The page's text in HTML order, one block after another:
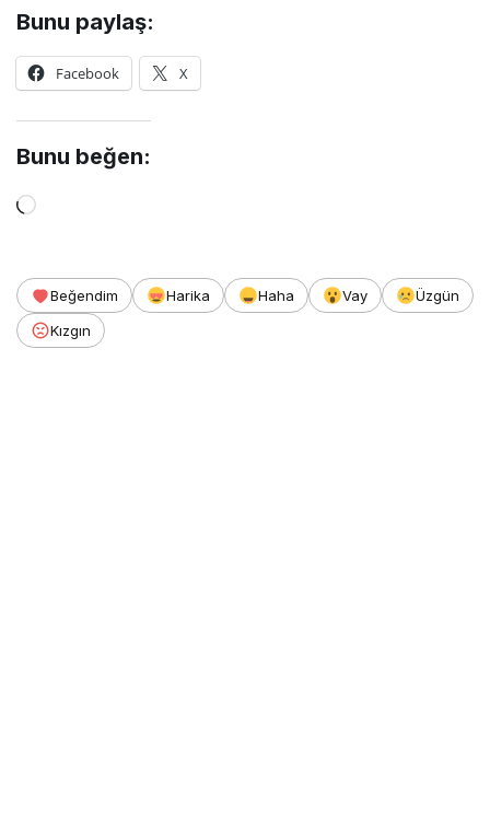
Bunu paylaş:
Facebook X
Bunu beğen:
Yükleniyor...
Beğendim Harika Haha Vay
Üzgün
Kızgın